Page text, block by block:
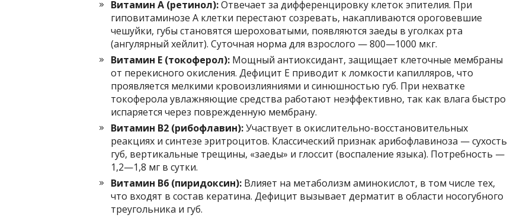
Витамин A (ретинол):Отвечает за дифференцировку клеток эпителия. При
гиповитаминозе A клетки перестают созревать, накапливаются ороговевшие
чешуйки, губы становятся шероховатыми, появляются заеды в уголках рта
(ангулярный хейлит). Суточная норма для взрослого — 800—1000 мкг.
Витамин E (токоферол): Мощный антиоксидант, защищает клеточные мембраны
от перекисного окисления. Дефицит E приводит к ломкости капилляров, что
проявляется мелкими кровоизлияниями и синюшностью губ. При нехватке
токоферола увлажняющие средства работают неэффективно, так как влага быстро
испаряется через поврежденную мембрану.
Витамин B2 (рибофлавин):Участвует в окислительно-восстановительных
реакциях и синтезе эритроцитов. Классический признак арибофлавиноза — сухость
губ, вертикальные трещины, «заеды» и глоссит (воспаление языка). Потребность —
1,2—1,8 мг в сутки.
Витамин B6 (пиридоксин): Влияет на метаболизм аминокислот, в том числе тех,
что входят в состав кератина. Дефицит вызывает дерматит в области носогубного
треугольника и губ.